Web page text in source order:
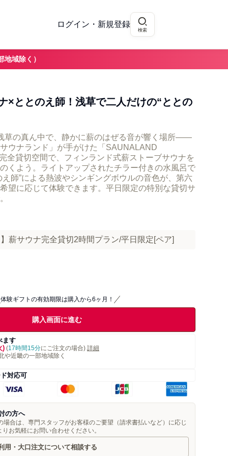
ログイン・新規登録
検索
域除く）
×ととのえ師！浅草で二人だけの“ととの
草の真ん中で、静かに薪のはぜる音が響く場所――
ウナランド」が手がけた「SAUNALAND
全貸切空間で、フィンランド式薪ストーブサウナを
くよう。ライトアップされたチラー付きの水風呂で
師”による熱波やシンギングボウルの音色が、第六
望に応じて体験できます。平日限定の特別な貸切サ
薪サウナ完全貸切2時間プラン/平日限定[ペア]
体験ギフトの有効期限は購入から6ヶ月！
購入画面に進む
ます
) (17時間15分にご注文の場合) 詳細
近畿の一部地域除く
対応可
の方へ
合は、専門スタッフがお客様のご要望（請求書払いなど）に応じ
お気軽にお問い合わせください。
用・大口注文について相談する